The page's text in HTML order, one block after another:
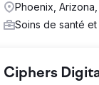
Phoenix,
Soins de santé
Ciphers